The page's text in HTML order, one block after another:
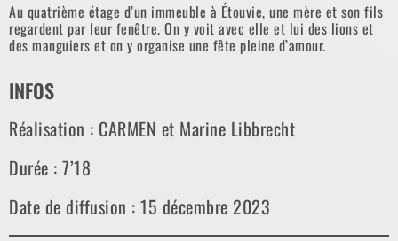
Au quatrième étage d’un immeuble à Étouvie, une mère et son fils
regardent par leur fenêtre. On y voit avec elle et lui des lions et
des manguiers et on y organise une fête pleine d’amour.
INFOS
Réalisation : CARMEN et Marine Libbrecht
Durée : 7’18
Date de diffusion : 15 décembre 2023